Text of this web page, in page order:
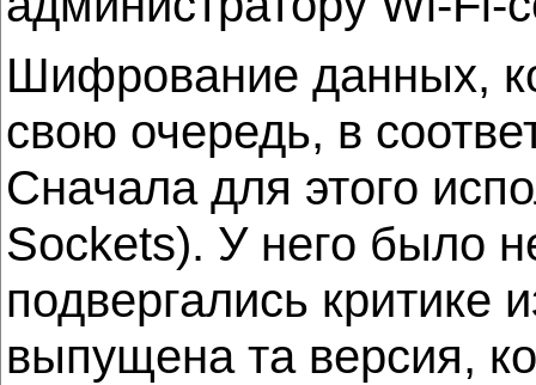
Шифрование данных,
свою очередь, в
Сначала для этого
Sockets). У него было
подвергались критике
выпущена та версия,